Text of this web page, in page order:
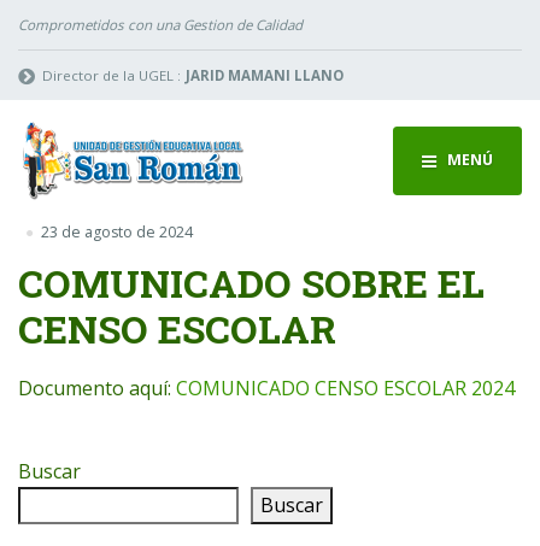
Comprometidos con una Gestion de Calidad
Director de la UGEL : JARID MAMANI LLANO
MENÚ
23 de agosto de 2024
COMUNICADO SOBRE EL
CENSO ESCOLAR
Documento aquí: COMUNICADO CENSO ESCOLAR 2024
Buscar
Buscar